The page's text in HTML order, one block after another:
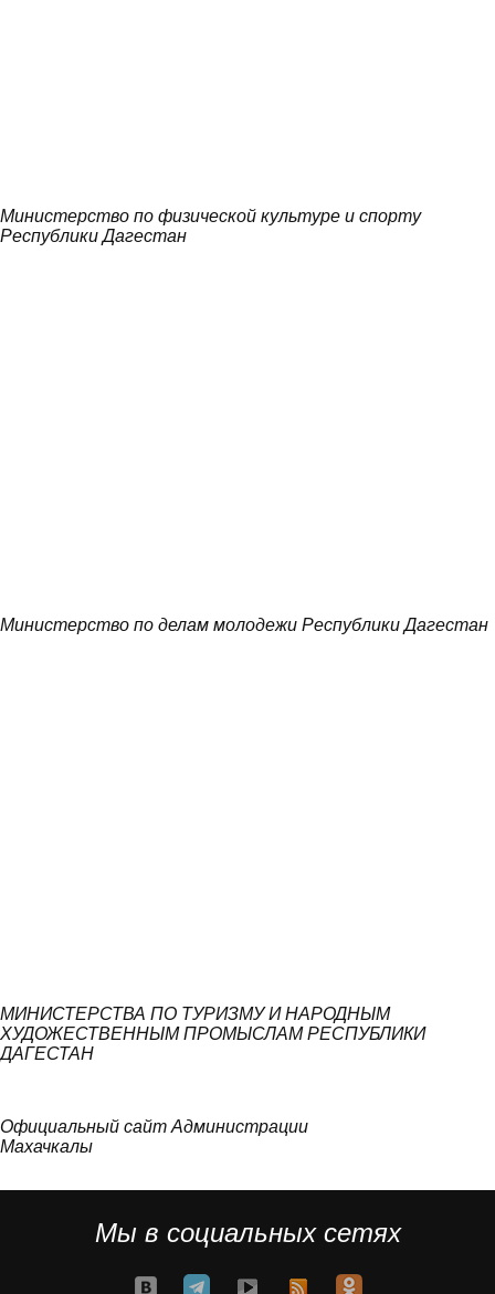
Министерство по физической культуре и спорту
Республики Дагестан
Министерство по делам молодежи Республики Дагестан
МИНИСТЕРСТВА ПО ТУРИЗМУ И НАРОДНЫМ
ХУДОЖЕСТВЕННЫМ ПРОМЫСЛАМ РЕСПУБЛИКИ
ДАГЕСТАН
Официальный сайт Администрации
Махачкалы
Мы в социальных сетях